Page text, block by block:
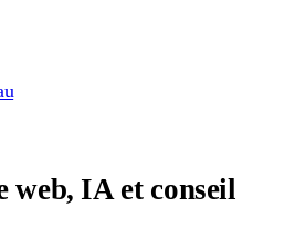
web, IA et conseil